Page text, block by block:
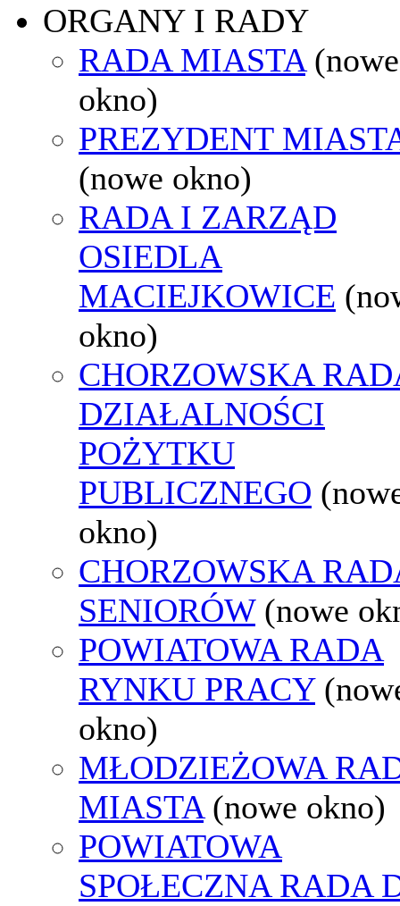
ORGANY I RADY
RADA MIASTA (nowe
okno)
PREZYDENT
(nowe okno)
RADA I ZARZĄD
OSIEDLA
MACIEJKOWICE
okno)
CHORZOWSKA
DZIAŁALNOŚCI
POŻYTKU
PUBLICZNEGO
okno)
CHORZOWSKA
SENIORÓW (nowe
POWIATOWA RADA
RYNKU PRACY
okno)
MŁODZIEŻOWA
MIASTA (nowe okno)
POWIATOWA
SPOŁECZNA RADA